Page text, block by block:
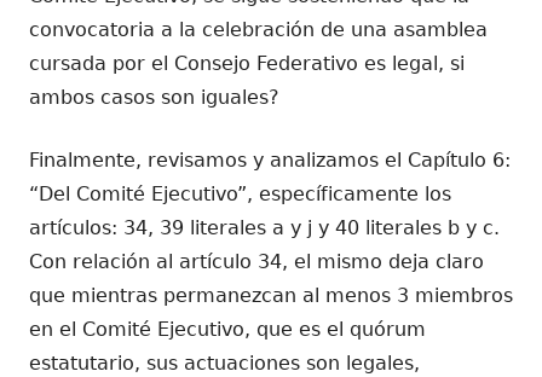
convocatoria a la celebración de una asamblea
cursada por el Consejo Federativo es legal, si
ambos casos son iguales?
Finalmente, revisamos y analizamos el Capítulo 6:
“Del Comité Ejecutivo”, específicamente los
artículos: 34, 39 literales a y j y 40 literales b y c.
Con relación al artículo 34, el mismo deja claro
que mientras permanezcan al menos 3 miembros
en el Comité Ejecutivo, que es el quórum
estatutario, sus actuaciones son legales,